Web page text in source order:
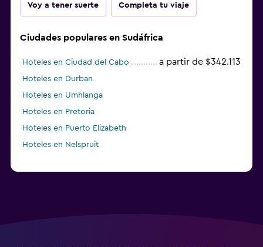
Voy a tener suerte Completa tu viaje
Ciudades populares en Sudáfrica
Hoteles en Ciudad del Cabo a partir de $342.113
Hoteles en Durban
Hoteles en Umhlanga
Hoteles en Pretoria
Hoteles en Puerto Elizabeth
Hoteles en Nelspruit